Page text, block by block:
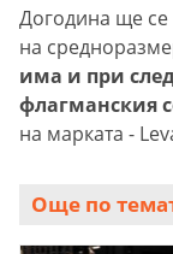
Догодина ще се
на
има и при
флагманския
на марката -
Още по